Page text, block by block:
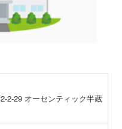
2-29 オーセンティック半蔵